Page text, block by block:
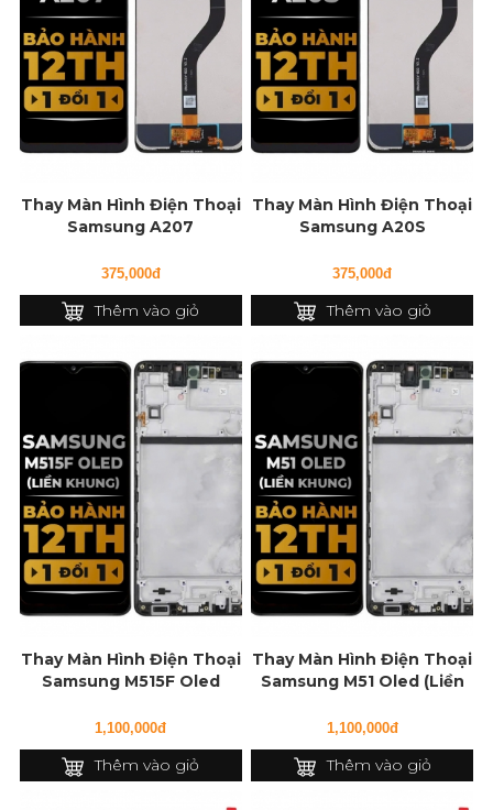
Thay Màn Hình Điện Thoại
Samsung A207
375,000đ
Thêm vào giỏ
Thay Màn Hình Điện Thoại
Samsung A20S
375,000đ
Thêm vào giỏ
Thay Màn Hình Điện Thoại
Samsung M515F Oled
1,100,000đ
Thêm vào giỏ
Thay Màn Hình Điện Thoại
Samsung M51 Oled (Liền
1,100,000đ
Thêm vào giỏ